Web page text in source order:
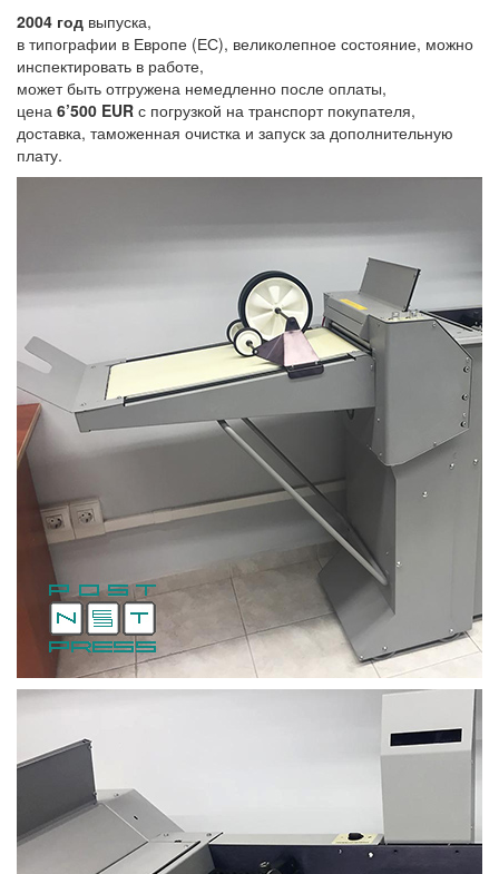
2004 год выпуска,
в типографии в Европе (ЕС), великолепное состояние, можно
инспектировать в работе,
может быть отгружена немедленно после оплаты,
цена 6’500 EUR с погрузкой на транспорт покупателя,
доставка, таможенная очистка и запуск за дополнительную
плату.